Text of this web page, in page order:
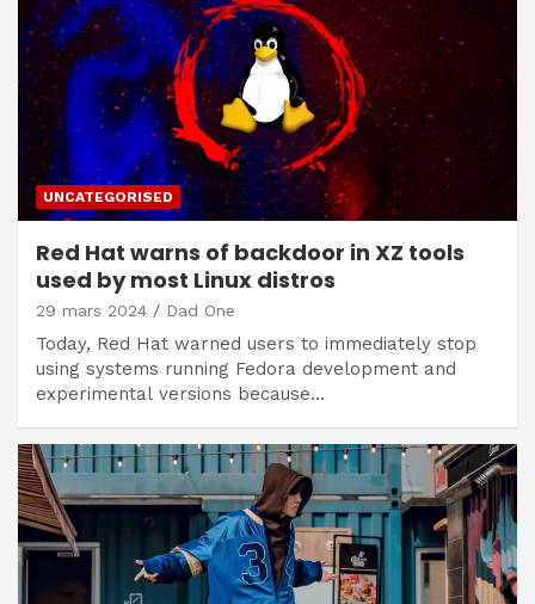
UNCATEGORISED
Red Hat warns of backdoor in XZ tools
used by most Linux distros
29 mars 2024 Dad One
Today, Red Hat warned users to immediately stop
using systems running Fedora development and
experimental versions because…